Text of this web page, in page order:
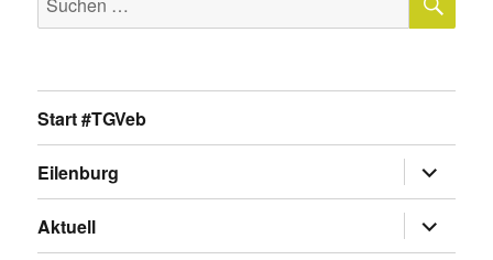
nach:
Start #TGVeb
Eilenburg
anzeigen
Aktuell
anzeigen